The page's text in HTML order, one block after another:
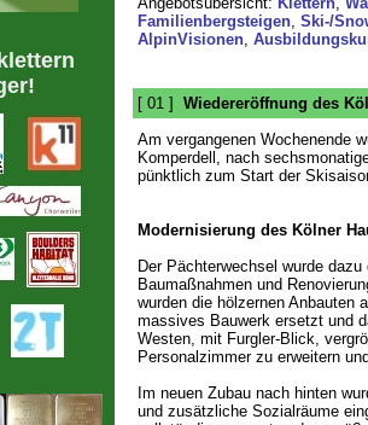
Familienbergsteigen, Ski-/
AlpinVisionen,
[ 01 ] Wiedereröffnung des
Am vergangenen Wochenende
Komperdell, nach
pünktlich zum Start der
Modernisierung des Kölner
Der Pächterwechsel wurde
Baumaßnahmen und
wurden die hölzernen Anbauten
massives Bauwerk ersetzt und
Westen, mit Furgler-Blick,
Personalzimmer zu erweitern
Im neuen Zubau nach hinten
und zusätzliche Sozialräume